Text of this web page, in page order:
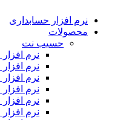
نرم افزار حسابداری
محصولات
حسیب نت
نرم
نرم
نرم
نرم
نرم
نرم